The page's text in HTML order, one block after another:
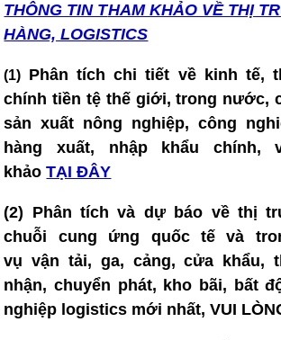
THÔNG TIN THAM KHẢO VỀ THỊ
HÀNG, LOGISTICS
(1) Phân tích chi tiết về kinh tế,
chính tiền tệ thế giới, trong nước,
sản xuất nông nghiệp, công
hàng xuất, nhập khẩu chính,
khảo TẠI ĐÂY
(2) Phân tích và dự báo về thị
chuỗi cung ứng quốc tế và
vụ vận tải, ga, cảng, cửa khẩu,
nhận, chuyển phát, kho bãi, bất
nghiệp logistics mới nhất, VUI